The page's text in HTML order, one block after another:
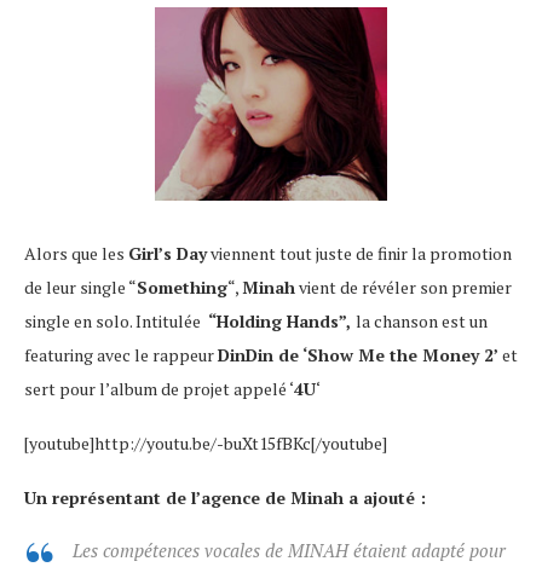
Alors que les Girl’s Dayviennent tout juste de finir la promotion
de leur single “Something“,Minahvient de révéler son premier
single en solo. Intitulée “Holding Hands”, la chanson est un
featuring avec le rappeurDinDin de ‘Show Me the Money 2’ et
sert pour l’album de projet appelé ‘4U‘
[youtube]http://youtu.be/-buXt15fBKc[/youtube]
Un représentant de l’agence de Minah a ajouté :
Les compétences vocales de MINAH étaient adapté pour